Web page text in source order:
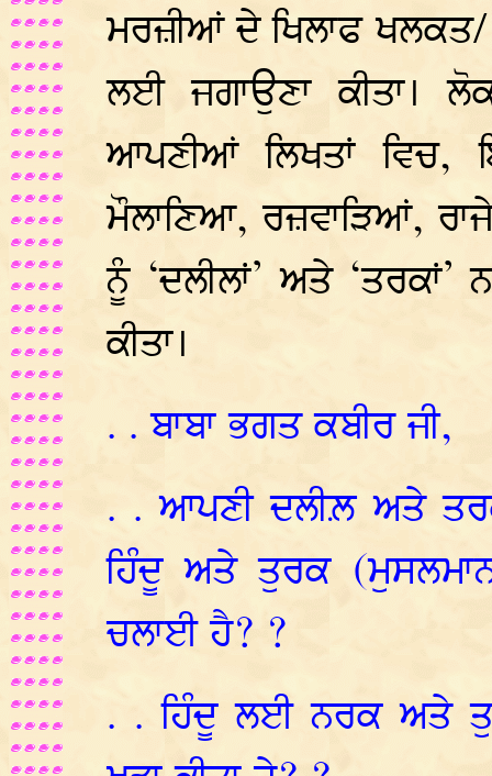
ਮਰਜ਼ੀਆਂ ਦੇ ਖਿਲਾਫ
ਲਈ ਜਗਾਉਣਾ ਕੀਤਾ।
ਆਪਣੀਆਂ ਲਿਖਤਾਂ ਵਿਚ,
ਮੌਲਾਣਿਆ, ਰਜ਼ਵਾੜਿਆਂ,
ਨੂੰ ‘ਦਲੀਲਾਂ’ ਅਤੇ
ਕੀਤਾ।
. . ਬਾਬਾ ਭਗਤ ਕਬੀਰ ਜੀ,
. . ਆਪਣੀ ਦਲੀਲ਼ ਅਤੇ
ਹਿੰਦੂ ਅਤੇ ਤੁਰਕ
ਚਲਾਈ ਹੈ? ?
. . ਹਿੰਦੂ ਲਈ ਨਰਕ ਅਤੇ